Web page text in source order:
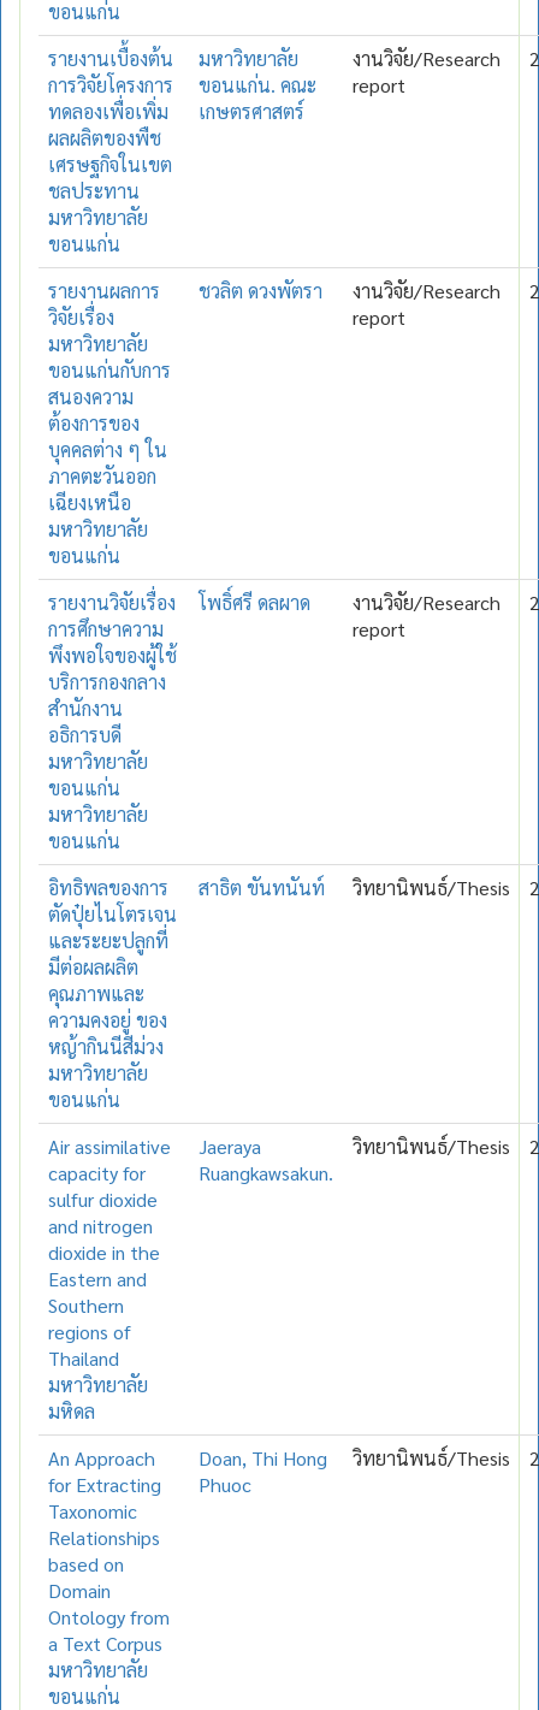
ขอนแก่น
รายงานเบื้องต้น
การวิจัยโครงการ
ทดลองเพื่อเพิ่ม
ผลผลิตของพืช
เศรษฐกิจในเขต
ชลประทาน
มหาวิทยาลัย
ขอนแก่น
มหาวิทยาลัย
ขอนแก่น. คณะ
เกษตรศาสตร์
งานวิจัย/Research
report
รายงานผลการ
วิจัยเรื่อง
มหาวิทยาลัย
ขอนแก่นกับการ
สนองความ
ต้องการของ
บุคคลต่าง ๆ ใน
ภาคตะวันออก
เฉียงเหนือ
มหาวิทยาลัย
ขอนแก่น
ชวลิต ดวงพัตรา
งานวิจัย/Research
report
รายงานวิจัยเรื่อง
การศึกษาความ
พึงพอใจของผู้ใช้
บริการกองกลาง
สำนักงาน
อธิการบดี
มหาวิทยาลัย
ขอนแก่น
มหาวิทยาลัย
ขอนแก่น
โพธิ์ศรี ดลผาด
งานวิจัย/Research
report
อิทธิพลของการ
ตัดปุ๋ยไนโตรเจน
และระยะปลูกที่
มีต่อผลผลิต
คุณภาพและ
ความคงอยู่ ของ
หญ้ากินนีสีม่วง
มหาวิทยาลัย
ขอนแก่น
สาธิต ขันทนันท์ วิทยานิพนธ์/Thesis
Air assimilative
capacity for
sulfur dioxide
and nitrogen
dioxide in the
Eastern and
Southern
regions of
Thailand
มหาวิทยาลัย
มหิดล
Jaeraya
Ruangkawsakun.
วิทยานิพนธ์/Thesis
An Approach
for Extracting
Taxonomic
Relationships
based on
Domain
Ontology from
a Text Corpus
มหาวิทยาลัย
ขอนแก่น
Doan, Thi Hong
Phuoc
วิทยานิพนธ์/Thesis